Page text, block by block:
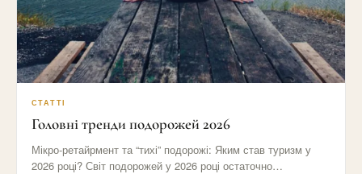
СТАТТІ
Головні тренди подорожей 2026
Мікро-ретайрмент та “тихі” подорожі: Яким став туризм у
2026 році? Світ подорожей у 2026 році остаточно